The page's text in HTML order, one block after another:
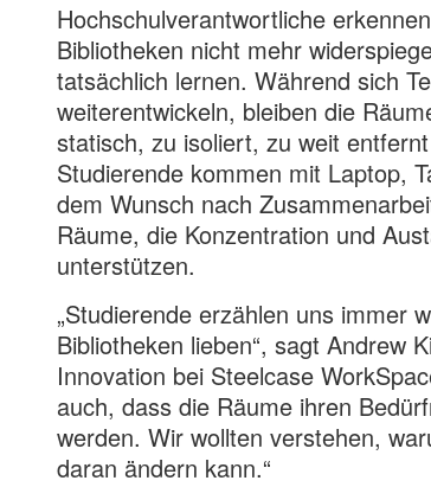
Hochschulverantwortliche
Bibliotheken nicht mehr
tatsächlich lernen. Während sich
weiterentwickeln, bleiben die
statisch, zu isoliert, zu weit
Studierende kommen mit Laptop,
dem Wunsch nach
Räume, die Konzentration und
unterstützen.
„Studierende erzählen uns immer
Bibliotheken lieben“, sagt Andrew
Innovation bei Steelcase
auch, dass die Räume ihren
werden. Wir wollten verstehen,
daran ändern kann.“